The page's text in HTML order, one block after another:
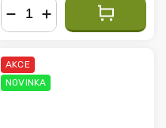
AKCE
NOVINKA